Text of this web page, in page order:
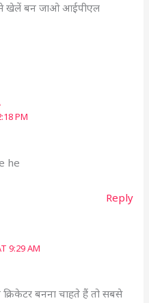
खेलें बन जाओ आईपीएल
PM
he
Reply
9:29 AM
बनना चाहते हैं तो सबसे